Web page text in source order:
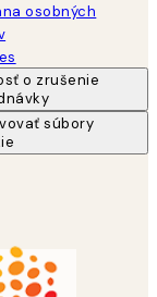
osobných
o zrušenie
súbory